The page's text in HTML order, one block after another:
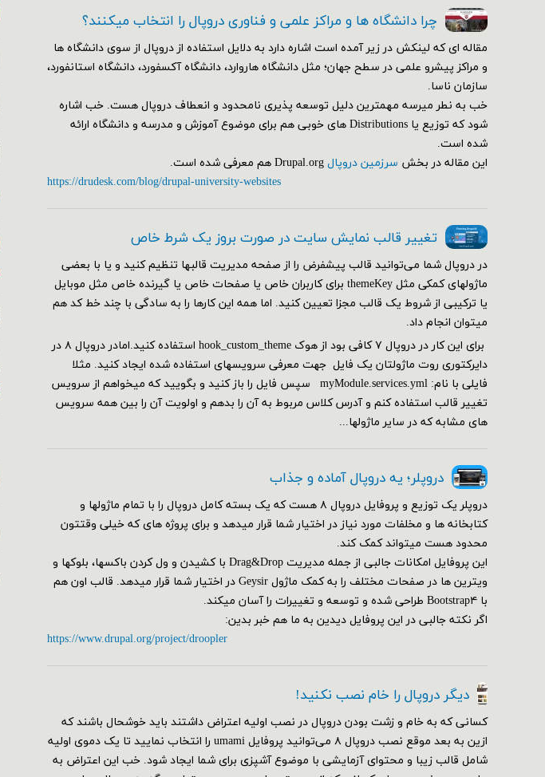
چرا دانشگاه ها و مراکز علمی و فناوری دروپال را انتخاب میکنند؟
مقاله ای که لینکش در زیر آمده است اشاره دارد به دلایل استفاده از دروپال از سوی دانشگاه ها
و مراکز پیشرو علمی در سطح جهان؛ مثل دانشگاه هاروارد، دانشگاه آکسفورد، دانشگاه استانفورد،
سازمان ناسا.
خب به نطر میرسه مهمترین دلیل توسعه پذیری نامحدود و انعطاف دروپال هست. خب اشاره
شود که توزیع یا Distributions های خوبی هم برای موضوع آموزش و مدرسه و دانشگاه ارائه
شده است.
این مقاله در بخش سرزمین دروپال
https://drudesk.com/blog/drupal-university-websites
تغییر قالب نمایش سایت در صورت بروز یک شرط خاص
در دروپال شما می‌توانید قالب پیشفرض را از صفحه مدیریت قالبها تنظیم کنید و یا با بعضی
ماژولهای کمکی مثل themeKey برای کاربران خاص یا صفحات خاص یا گیرنده خاص مثل موبایل
یا ترکیبی از شروط یک قالب مجزا تعیین کنید. اما همه این کارها را به سادگی با چند خط کد هم
می‎توان انجام داد.
برای این کار در دروپال ۷ کافی بود از هوک hook_custom_theme استفاده کنید.امادر دروپال ۸ در
دایرکتوری روت ماژولتان یک فایل جهت معرفی سرویسهای استفاده شده ایجاد کنید. مثلا
فایلی با نام: myModule.services.yml سپس فایل را باز کنید و بگویید که میخواهم از سرویس
تغییر قالب استفاده کنم و آدرس کلاس مربوط به آن را بدهم و اولویت آن را بین همه سرویس
های مشابه که در سایر ماژولها...
دروپلر؛ یه دروپال آماده و جذاب
دروپلر یک توزیع و پروفایل دروپال ۸ هست که یک بسته کامل دروپال را با تمام ماژولها و
کتابخانه ها و مخلفات مورد نیاز در اختیار شما قرار میدهد و برای پروژه های که خیلی وقتتون
محدود هست میتواند کمک کند.
این پروفایل امکانات جالبی از جمله مدیریت Drag&Drop با کشیدن و ول کردن باکسها، بلوکها و
ویترین ها در صفحات مختلف را به کمک ماژول Geysir در اختیار شما قرار میدهد. قالب اون هم
با Bootstrap۴ طراحی شده و توسعه و تغییرات را آسان میکند.
اگر نکته جالبی در این پروفایل دیدین به ما هم خبر بدین:
https://www.drupal.org/project/droopler
دیگر دروپال را خام نصب نکنید!
کسانی که به خام و زشت بودن دروپال در نصب اولیه اعتراض داشتند باید خوشحال باشند که
ازین به بعد موقع نصب دروپال ۸ می‌توانید پروفایل umami را انتخاب نمایید تا یک دموی اولیه
شامل قالب زیبا و محتوای آزمایشی با موضوع آشپزی برای شما ایجاد شود. خب این اعتراض به